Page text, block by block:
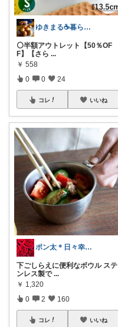
ゆきまる☕️暮らしを楽しむ
⚪️半額アウトレット【50％OF
F】【さら ...
￥ 558
0 0 24
コレ いいね
ポン太＊日々幸せ＊お買物感謝♡
下ごしらえに便利なボウル ステ
ンレス製で ...
￥ 1,320
0 2 160
コレ いいね